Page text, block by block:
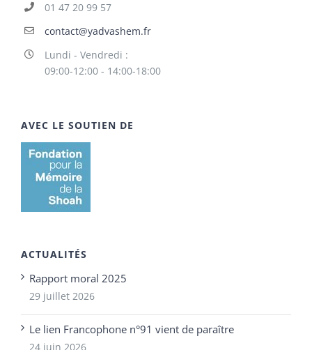
01 47 20 99 57
contact@yadvashem.fr
Lundi - Vendredi :
09:00-12:00 - 14:00-18:00
AVEC LE SOUTIEN DE
ACTUALITÉS
Rapport moral 2025
29 juillet 2026
Le lien Francophone n°91 vient de paraître
24 juin 2026